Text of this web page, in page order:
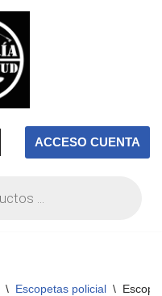
ACCESO CUENTA
\ Escopetas policial \